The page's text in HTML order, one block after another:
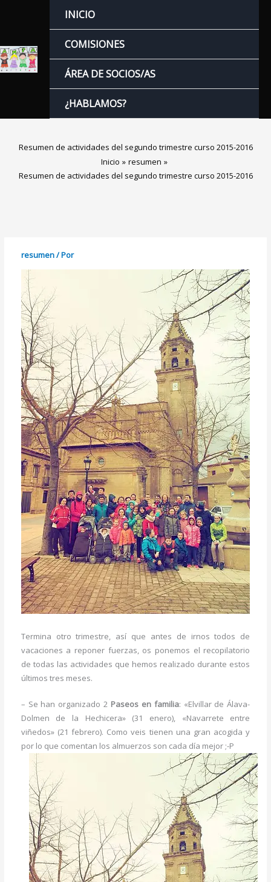
INICIO
COMISIONES
ÁREA DE SOCIOS/AS
¿HABLAMOS?
Resumen de actividades del segundo trimestre curso 2015-2016
Inicio
resumen
Resumen de actividades del segundo trimestre curso 2015-2016
resumen/ Por
Termina otro trimestre, así que antes de irnos todos de
vacaciones a reponer fuerzas, os ponemos el recopilatorio
de todas las actividades que hemos realizado durante estos
últimos tres meses.
– Se han organizado 2 Paseos en familia: «Elvillar de Álava-
Dolmen de la Hechicera» (31 enero), «Navarrete entre
viñedos» (21 febrero). Como veis tienen una gran acogida y
por lo que comentan los almuerzos son cada día mejor ;-P